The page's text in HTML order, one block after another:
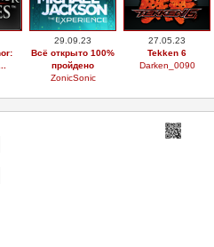
29.09.23
Всё открыто 100%
пройдено
ZonicSonic
27.05.23
Tekken 6
Darken_0090